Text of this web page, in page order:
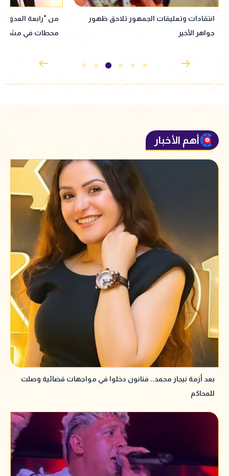
من "رابعة العدوية" إلى العودة لماسبيرو..
محطات في مشوار نبيلة عبيد
نبيلة عبيد تعود
إذاعي جديد مأخوذ
أهم الأخبار
بعد أزمة نيجار محمد.. فنانون دخلوا في مواجهات قضائية وصلت
للمحاكم